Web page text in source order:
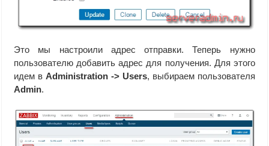
Это мы настроили адрес отправки. Теперь нужно
пользователю добавить адрес для получения. Для этого
идем вAdministration -> Users, выбираем пользователя
Admin.